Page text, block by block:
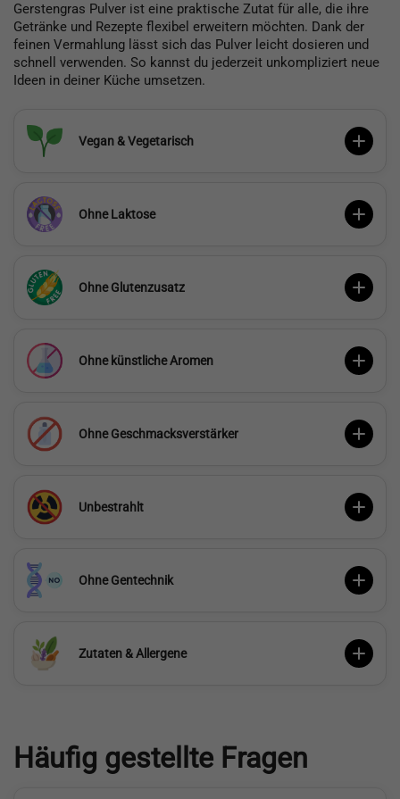
Gerstengras Pulver ist eine praktische Zutat für alle, die ihre
Getränke und Rezepte flexibel erweitern möchten. Dank der
feinen Vermahlung lässt sich das Pulver leicht dosieren und
schnell verwenden. So kannst du jederzeit unkompliziert neue
Ideen in deiner Küche umsetzen.
Vegan & Vegetarisch
Ohne Laktose
Ohne Glutenzusatz
Ohne künstliche Aromen
Ohne Geschmacksverstärker
Unbestrahlt
Ohne Gentechnik
Zutaten & Allergene
Häufig gestellte Fragen